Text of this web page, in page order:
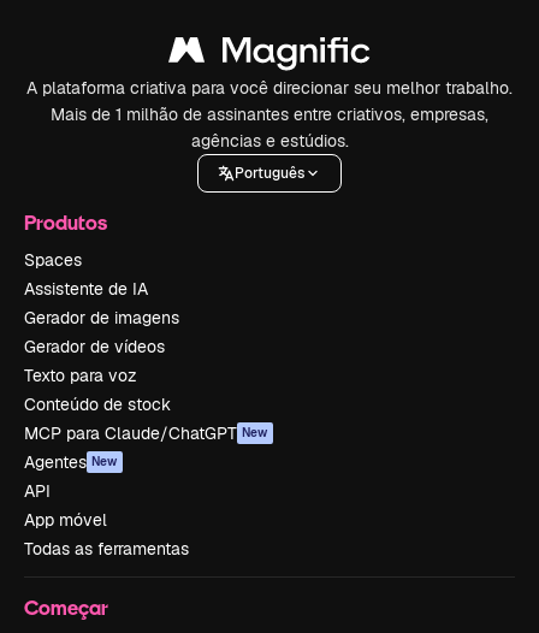
A plataforma criativa para você direcionar seu melhor trabalho.
Mais de 1 milhão de assinantes entre criativos, empresas,
agências e estúdios.
Português
Produtos
Spaces
Assistente de IA
Gerador de imagens
Gerador de vídeos
Texto para voz
Conteúdo de stock
MCP para Claude/ChatGPT New
Agentes New
API
App móvel
Todas as ferramentas
Começar